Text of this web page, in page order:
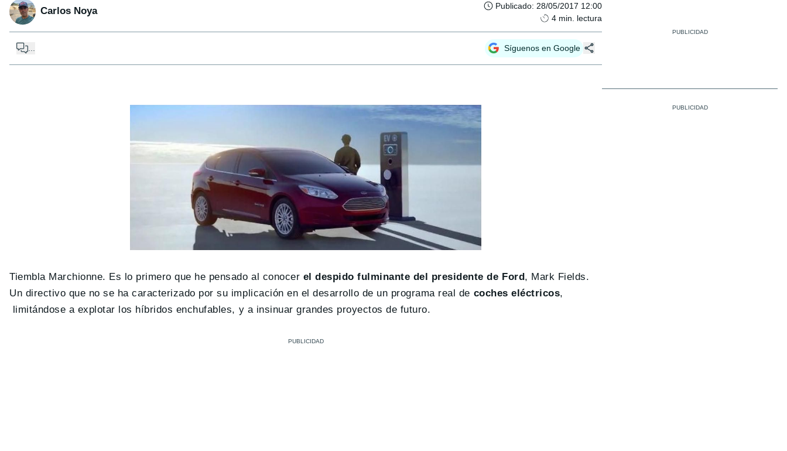
Carlos Noya Publicado: 28/05/2017 12:00
4 min. lectura
Síguenos en Google
Tiembla Marchionne. Es lo primero que he pensado al conocer el despido fulminante del presidente de Ford, Mark Fields.
Un directivo que no se ha caracterizado por su implicación en el desarrollo de un programa real de coches eléctricos,
limitándose a explotar los híbridos enchufables, y a insinuar grandes proyectos de futuro.